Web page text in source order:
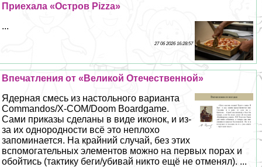
Приехала «Остров Pizza»
...
27 06 2026 16:28:57
Впечатления от «Великой Отечественной»
Ядерная смесь из настольного варианта
Commandos/X-COM/Doom Boardgame.
Сами приказы сделаны в виде иконок, и из-
за их однородности всё это неплохо
запоминается. На крайний случай, без этих
вспомогательных элементов можно на первых порах и
обойтись (тактику беги/убивай никто ещё не отменял). ...